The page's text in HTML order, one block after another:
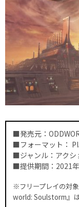
■発売元：
■フォーマット：
■ジャンル：アクシ
■提供期間：2021年
※フリープレイの対
world: Soulstorm』は